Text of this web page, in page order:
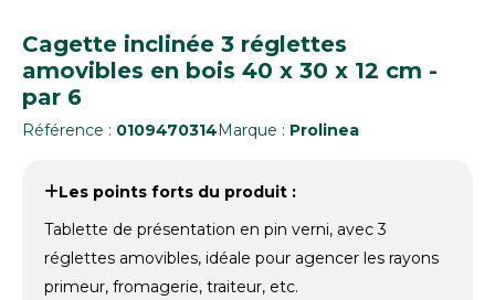
Cagette inclinée 3 réglettes
amovibles en bois 40 x 30 x 12 cm -
par 6
Référence : 0109470314Marque : Prolinea
Les points forts du produit :
Tablette de présentation en pin verni, avec 3
réglettes amovibles, idéale pour agencer les rayons
primeur, fromagerie, traiteur, etc.